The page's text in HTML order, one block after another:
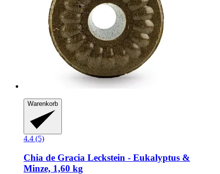
Warenkorb
4.4 (5)
Chia de Gracia Leckstein -​ Eukalyptus &
Minze, 1,60 kg